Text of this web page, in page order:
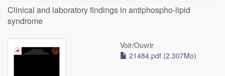
Clinical and laboratory findings in antiphospho-lipid
syndrome
Voir/Ouvrir
21484.pdf (2.307Mo)